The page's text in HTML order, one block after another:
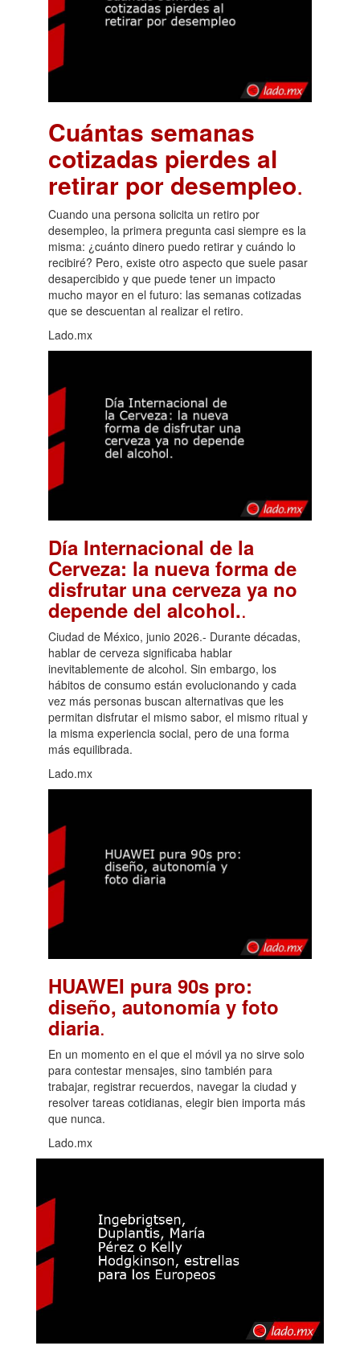
Cuántas semanas
cotizadas pierdes al
retirar por desempleo.
Cuando una persona solicita un retiro por
desempleo, la primera pregunta casi siempre es la
misma: ¿cuánto dinero puedo retirar y cuándo lo
recibiré? Pero, existe otro aspecto que suele pasar
desapercibido y que puede tener un impacto
mucho mayor en el futuro: las semanas cotizadas
que se descuentan al realizar el retiro.
Lado.mx
Día Internacional de la
Cerveza: la nueva forma de
disfrutar una cerveza ya no
depende del alcohol..
Ciudad de México, junio 2026.- Durante décadas,
hablar de cerveza significaba hablar
inevitablemente de alcohol. Sin embargo, los
hábitos de consumo están evolucionando y cada
vez más personas buscan alternativas que les
permitan disfrutar el mismo sabor, el mismo ritual y
la misma experiencia social, pero de una forma
más equilibrada.
Lado.mx
HUAWEI pura 90s pro:
diseño, autonomía y foto
diaria.
En un momento en el que el móvil ya no sirve solo
para contestar mensajes, sino también para
trabajar, registrar recuerdos, navegar la ciudad y
resolver tareas cotidianas, elegir bien importa más
que nunca.
Lado.mx